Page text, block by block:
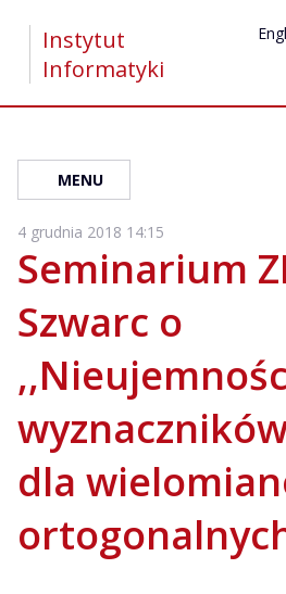
Instytut
Informatyki
MENU
4 grudnia 2018 14:15
Seminarium
Szwarc o
dla